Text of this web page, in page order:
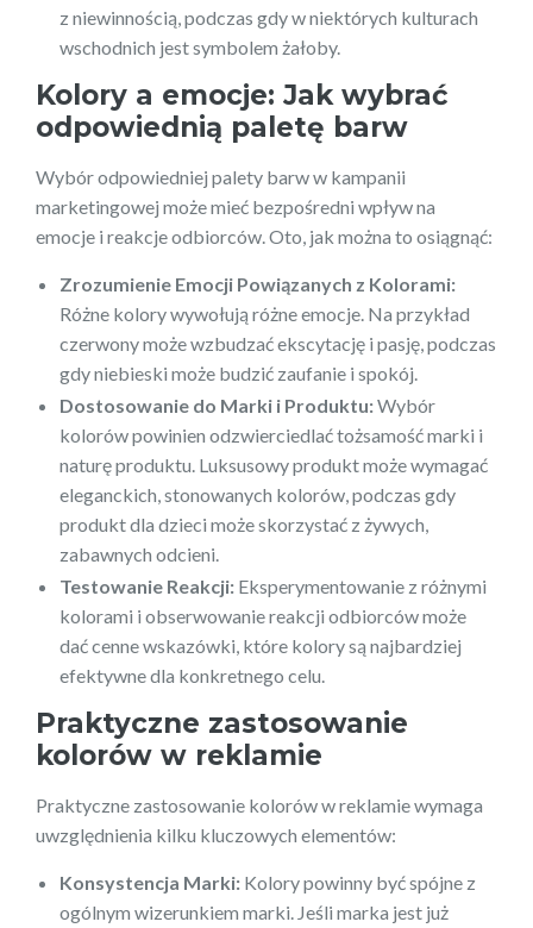
z niewinnością, podczas gdy w niektórych kulturach
wschodnich jest symbolem żałoby.
Kolory a emocje: Jak wybrać
odpowiednią paletę barw
Wybór odpowiedniej palety barw w kampanii
marketingowej może mieć bezpośredni wpływ na
emocje i reakcje odbiorców. Oto, jak można to osiągnąć:
Zrozumienie Emocji Powiązanych z Kolorami:
Różne kolory wywołują różne emocje. Na przykład
czerwony może wzbudzać ekscytację i pasję, podczas
gdy niebieski może budzić zaufanie i spokój.
Dostosowanie do Marki i Produktu:Wybór
kolorów powinien odzwierciedlać tożsamość marki i
naturę produktu. Luksusowy produkt może wymagać
eleganckich, stonowanych kolorów, podczas gdy
produkt dla dzieci może skorzystać z żywych,
zabawnych odcieni.
Testowanie Reakcji: Eksperymentowanie z różnymi
kolorami i obserwowanie reakcji odbiorców może
dać cenne wskazówki, które kolory są najbardziej
efektywne dla konkretnego celu.
Praktyczne zastosowanie
kolorów w reklamie
Praktyczne zastosowanie kolorów w reklamie wymaga
uwzględnienia kilku kluczowych elementów:
Konsystencja Marki: Kolory powinny być spójne z
ogólnym wizerunkiem marki. Jeśli marka jest już